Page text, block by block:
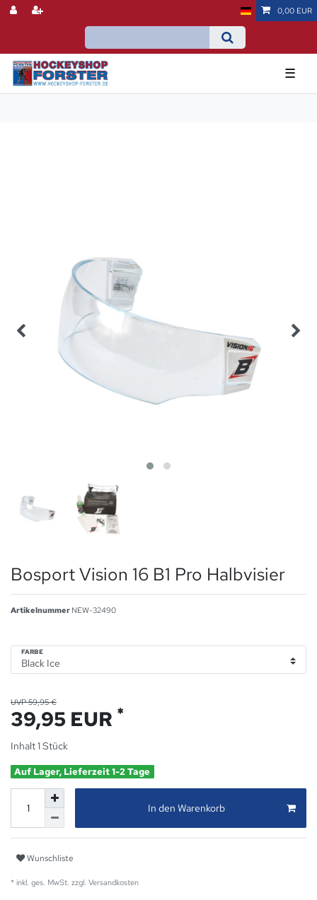
0,00 EUR
☰
Bosport Vision 16 B1 Pro Halbvisier
Artikelnummer NEW-32490
FARBE
UVP 59,95 €
39,95 EUR *
Inhalt1Stück
Auf Lager, Lieferzeit 1-2 Tage
In den Warenkorb
Wunschliste
* inkl. ges. MwSt. zzgl. Versandkosten